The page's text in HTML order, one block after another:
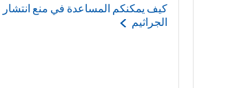
كيف يمكنكم المساعدة في منع انتشار
الجراثيم